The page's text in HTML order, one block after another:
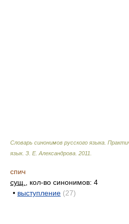
Словарь синонимов русского языка.
язык. З. Е. Александрова 2011
спич
сущ.
, кол-во синонимов: 4
• выступление (27)